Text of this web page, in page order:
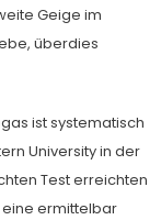
Geige im
überdies
ist systematisch
University in der
Test erreichten
eine ermittelbar